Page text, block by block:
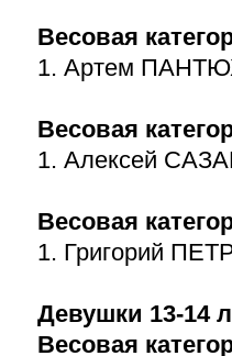
Весовая
1. Артем
Весовая
1. Алексей
Весовая
1. Григорий
Девушки 13-14
Весовая